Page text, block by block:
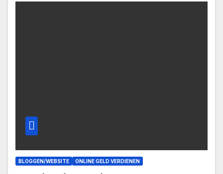
BLOGGEN/WEBSITE ONLINE GELD VERDIENEN